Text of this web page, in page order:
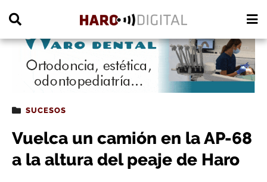
SUCESOS
Vuelca un camión en la AP-68
a la altura del peaje de Haro